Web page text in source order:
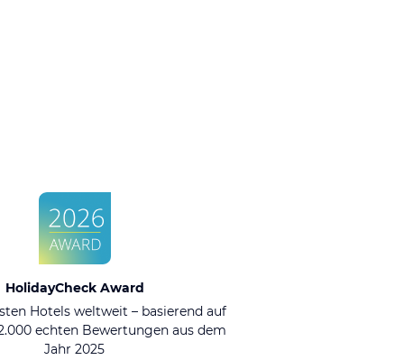
HolidayCheck Award
Hotels weltweit – basierend auf
echten Bewertungen aus dem
Jahr 2025